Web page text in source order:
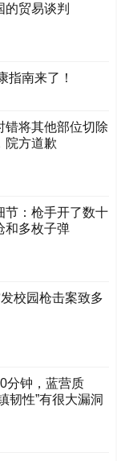
贸易谈判
指南来了！
错将其他部位切除
院方道歉
节：枪手开了数十
和多枚子弹
校园枪击案致多
分钟，蓝营质
韧性”有很大漏洞